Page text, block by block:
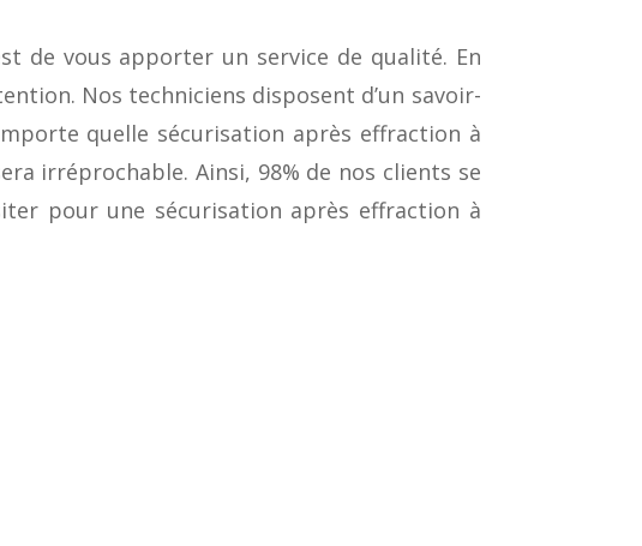
de vous apporter un service de qualité. En
Nos techniciens disposent d’un savoir-
quelle sécurisation après effraction à
irréprochable. Ainsi, 98% de nos clients se
pour une sécurisation après effraction à